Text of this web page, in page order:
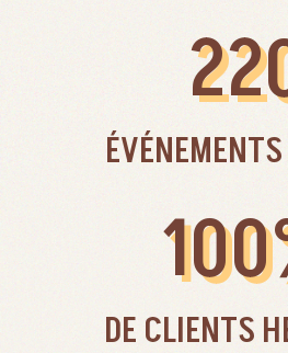
100
DE CLIENTS